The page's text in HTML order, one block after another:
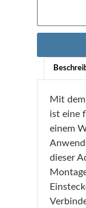
Mit
ist eine
einem
dieser